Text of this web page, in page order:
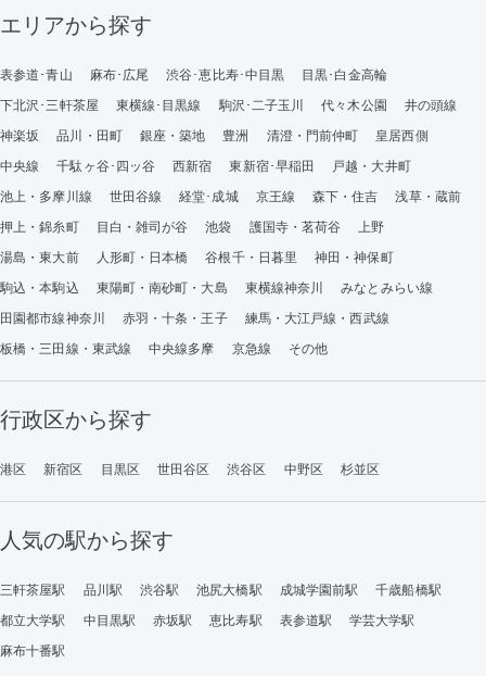
エリアから探す
表参道･青山 麻布･広尾 渋谷･恵比寿･中目黒
目黒･白金高輪
下北沢･三軒茶屋
東横線･目黒線 駒沢･二子玉川 代々木公園
井の頭線
神楽坂
品川・田町 銀座・築地 豊洲 清澄・門前仲町
皇居西側
中央線
千駄ヶ谷･四ッ谷 西新宿 東新宿･早稲田
戸越・大井町
池上・多摩川線
世田谷線 経堂･成城 京王線 森下・住吉
浅草・蔵前
押上・錦糸町
目白・雑司が谷 池袋 護国寺・茗荷谷
上野
湯島・東大前
人形町・日本橋 谷根千・日暮里
神田・神保町
駒込・本駒込
東陽町・南砂町・大島 東横線神奈川
みなとみらい線
田園都市線神奈川
赤羽・十条・王子
練馬・大江戸線・西武線
板橋・三田線・東武線
中央線多摩 京急線 その他
行政区から探す
港区 新宿区 目黒区 世田谷区 渋谷区 中野区 杉並区
人気の駅から探す
三軒茶屋駅 品川駅 渋谷駅 池尻大橋駅 成城学園前駅
千歳船橋駅
都立大学駅
中目黒駅 赤坂駅 恵比寿駅 表参道駅
学芸大学駅
麻布十番駅